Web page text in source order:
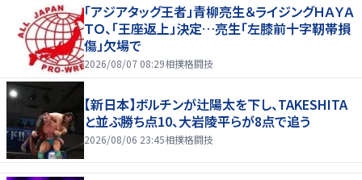
「アジアタッグ王者」青柳亮生＆ライジングＨＡＹＡ
ＴＯ、「王座返上」決定…亮生「左膝前十字靭帯損
傷」欠場で
2026/08/07 08:29相撲格闘技
【新日本】ボルチンが辻陽太を下し、TAKESHITA
と並ぶ勝ち点10、大岩陵平らが8点で追う
2026/08/06 23:45相撲格闘技